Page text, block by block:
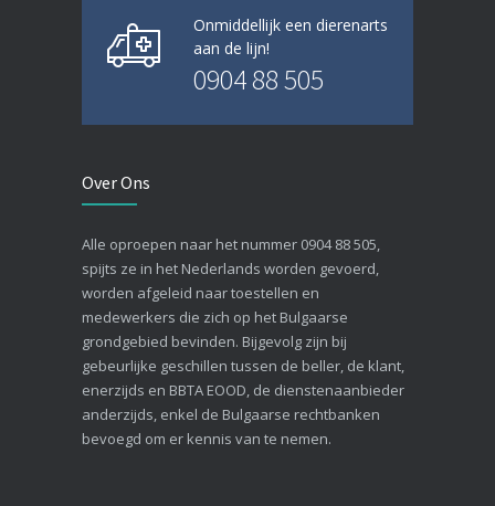
Onmiddellijk een dierenarts
aan de lijn!
0904 88 505
Over Ons
Alle oproepen naar het nummer 0904 88 505,
spijts ze in het Nederlands worden gevoerd,
worden afgeleid naar toestellen en
medewerkers die zich op het Bulgaarse
grondgebied bevinden. Bijgevolg zijn bij
gebeurlijke geschillen tussen de beller, de klant,
enerzijds en BBTA EOOD, de dienstenaanbieder
anderzijds, enkel de Bulgaarse rechtbanken
bevoegd om er kennis van te nemen.